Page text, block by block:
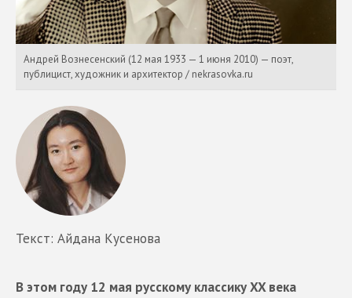
Андрей Вознесенский (12 мая 1933 — 1 июня 2010) — поэт,
публицист, художник и архитектор / nekrasovka.ru
Текст: Айдана Кусенова
В этом году 12 мая русскому классику XX века